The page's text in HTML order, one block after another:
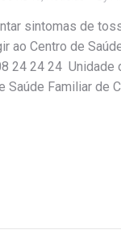
sintomas de
ao Centro de
24 24 24 Unidade
Saúde Familiar de